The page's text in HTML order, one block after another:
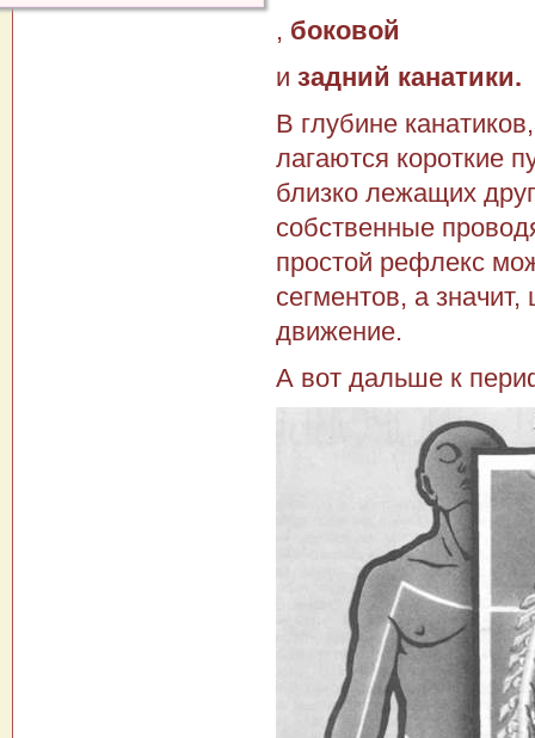
, боковой
и за­дний канатики.
В глубине
лагаются короткие
близко лежащих
собственные
простой рефлекс
сегментов, а
движение.
А вот дальше к